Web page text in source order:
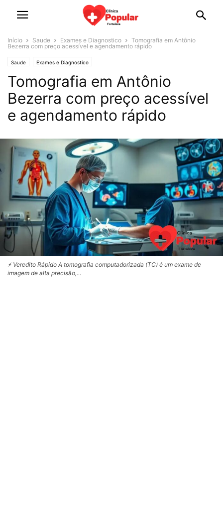
Início Saude Exames e Diagnostico
Tomografia em Antônio
Bezerra com preço acessível e agendamento rápido
Saude Exames e Diagnostico
Tomografia em Antônio
Bezerra com preço acessível
e agendamento rápido
⚡ Veredito Rápido A tomografia computadorizada (TC) é um exame de
imagem de alta precisão,…